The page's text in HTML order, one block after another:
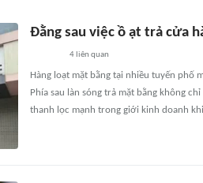
Đằng sau việc ồ ạt trả cửa
4liên quan
Hàng loạt mặt bằng tại nhiều tuyến phố
Phía sau làn sóng trả mặt bằng không
thanh lọc mạnh trong giới kinh doanh